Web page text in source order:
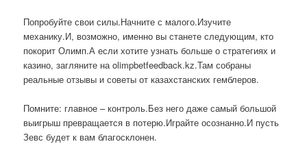
Попробуйте свои силы.Начните с малого.Изучите
механику.И, возможно, именно вы станете следующим, кто
покорит Олимп.А если хотите узнать больше о стратегиях и
казино, загляните на olimpbetfeedback.kz.Там собраны
реальные отзывы и советы от казахстанских гемблеров.
Помните: главное – контроль.Без него даже самый большой
выигрыш превращается в потерю.Играйте осознанно.И пусть
Зевс будет к вам благосклонен.